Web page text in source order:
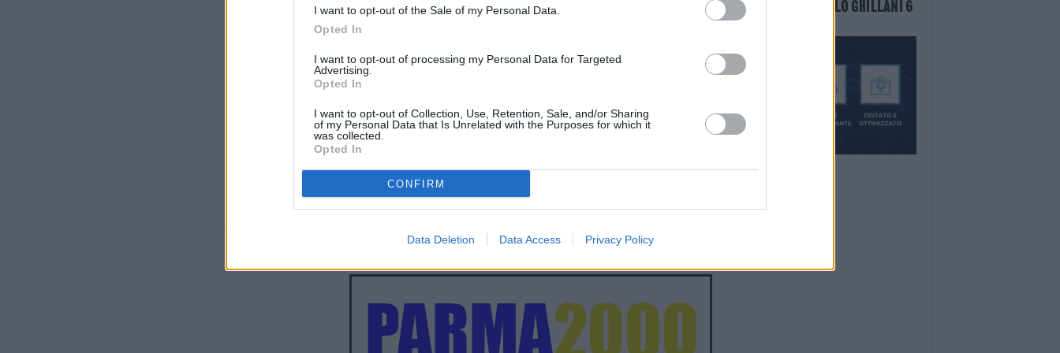
I want to opt-out of the Sale of my Personal Data.
Opted In
I want to opt-out of processing my Personal Data for Targeted
Advertising.
Opted In
I want to opt-out of Collection, Use, Retention, Sale, and/or Sharing
of my Personal Data that Is Unrelated with the Purposes for which it
was collected.
Opted In
CONFIRM
Data Deletion Data Access Privacy Policy